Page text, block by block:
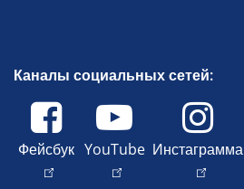
Каналы социальных сетей:
Фейсбук YouTube Инстаграмма